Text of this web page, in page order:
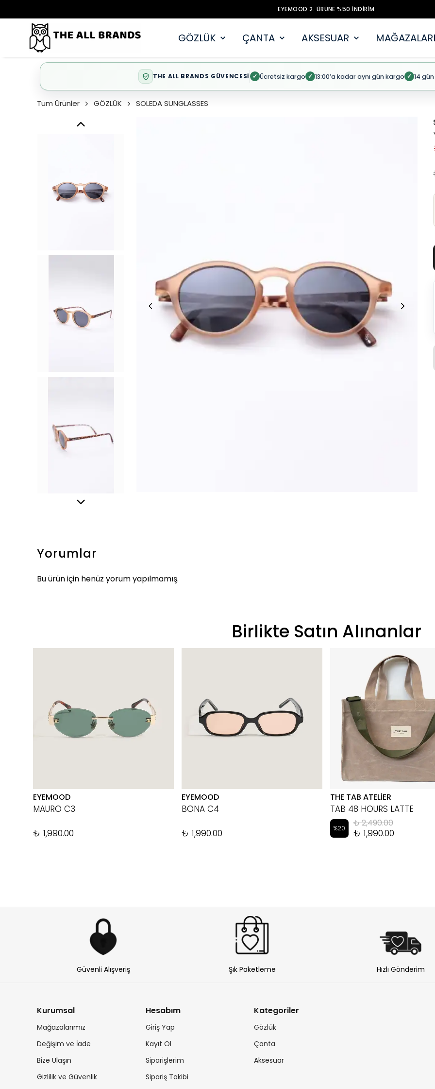
EYEMOOD 2. ÜRÜNE %50 İNDİRİM
GÖZLÜK ÇANTA AKSESUAR
THE ALL BRANDS GÜVENCESİ ✓ Ücretsiz kargo ✓ 13:00’a kadar aynı gün kargo ✓ 14
Tüm Ürünler GÖZLÜK SOLEDA SUNGLASSES
Yorumlar
Bu ürün için henüz yorum yapılmamış.
Birlikte Satın Alınanlar
EYEMOOD
MAURO C3
₺ 1,990.00
EYEMOOD
BONA C4
₺ 1,990.00
THE TAB ATELİER
TAB 48 HOURS LATTE
%20 ₺ 2,490.00
₺ 1,990.00
Güvenli Alışveriş Şık Paketleme Hızlı Gönderim
Kurumsal
Mağazalarımız
Değişim ve İade
Bize Ulaşın
Gizlilik ve Güvenlik
Hesabım
Giriş Yap
Kayıt Ol
Siparişlerim
Sipariş Takibi
Kategoriler
Gözlük
Çanta
Aksesuar